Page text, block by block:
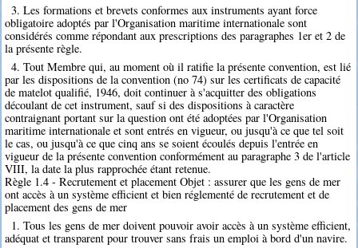
3. Les formations et brevets conformes aux instruments ayant force
obligatoire adoptés par l'Organisation maritime internationale sont
considérés comme répondant aux prescriptions des paragraphes 1er et 2 de
la présente règle.
4. Tout Membre qui, au moment où il ratifie la présente convention, est lié
par les dispositions de la convention (no 74) sur les certificats de capacité
de matelot qualifié, 1946, doit continuer à s'acquitter des obligations
découlant de cet instrument, sauf si des dispositions à caractère
contraignant portant sur la question ont été adoptées par l'Organisation
maritime internationale et sont entrés en vigueur, ou jusqu'à ce que tel soit
le cas, ou jusqu'à ce que cinq ans se soient écoulés depuis l'entrée en
vigueur de la présente convention conformément au paragraphe 3 de l'article
VIII, la date la plus rapprochée étant retenue.
Règle 1.4 - Recrutement et placement Objet : assurer que les gens de mer
ont accès à un système efficient et bien réglementé de recrutement et de
placement des gens de mer
1. Tous les gens de mer doivent pouvoir avoir accès à un système efficient,
adéquat et transparent pour trouver sans frais un emploi à bord d'un navire.